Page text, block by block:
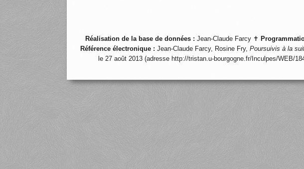
Réalisation de la base de données : Jean-Claude Farcy ✝
Référence électronique : Jean-Claude Farcy, Rosine Fry, Poursuivis à la
le 27 août 2013 (adresse http://tristan.u-bourgogne.fr/Inculpes/WEB/